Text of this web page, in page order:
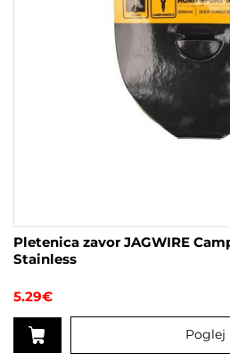
Pletenica zavor JAGWIRE
Stainless
5.29€
Poglej